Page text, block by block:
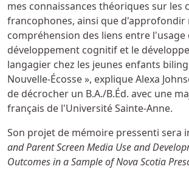
mes connaissances théoriques sur les
francophones, ainsi que d'approfondir
compréhension des liens entre l'usage
développement cognitif et le
langagier chez les jeunes enfants
Nouvelle-Écosse », explique Alexa
de décrocher un B.A./B.Éd. avec une
français de l'Université Sainte-Anne.
Son projet de mémoire pressenti sera
and Parent Screen Media Use and
Outcomes in a Sample of Nova Scotia